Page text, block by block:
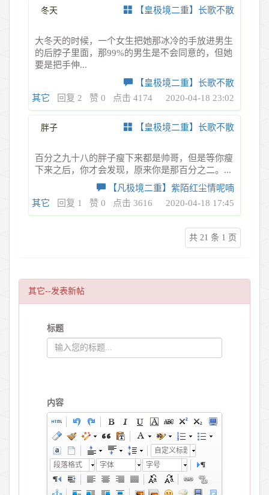
冬天 【皇极境二重】长歌不散
大冬天的时候，一个女生把她那冰冷的手放进男生
的后脖子里面，那99%的男生是不会同意的，但她
要是把手伸...
【皇极境二重】长歌不散
2020-04-18 23:02
其它 回复 2 赞 0 点击 4174
胖子 【皇极境二重】长歌不散
百分之九十八的胖子瘦下来都是帅哥，但是等你瘦
下来之后，你才会发现，原来你是那百分之二。...
【凡极境二重】紫陌红尘情呢喃
2020-04-18 17:45
其它 回复 1 赞 0 点击 3616
共 21 条 1 页
其它--发表新帖
标题
内容
自定义标题
段落格式
字体 字号